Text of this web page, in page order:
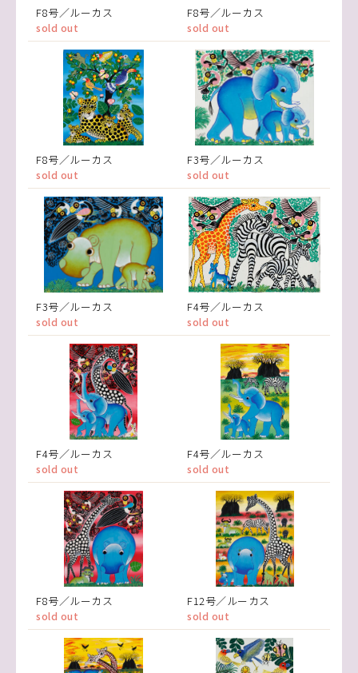
F8号／ルーカス
sold out
F8号／ルーカス
sold out
F8号／ルーカス
sold out
F3号／ルーカス
sold out
F3号／ルーカス
sold out
F4号／ルーカス
sold out
F4号／ルーカス
sold out
F4号／ルーカス
sold out
F8号／ルーカス
sold out
F12号／ルーカス
sold out